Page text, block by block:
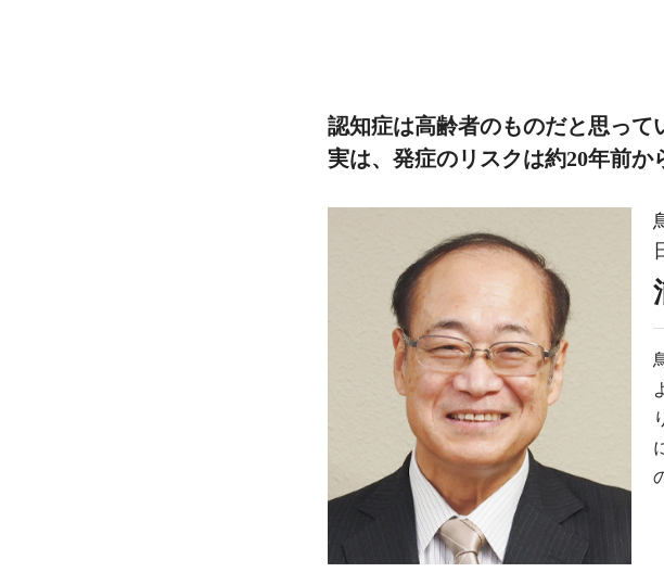
認知症は高齢者のものだと思って
実は、発症のリスクは約20年前